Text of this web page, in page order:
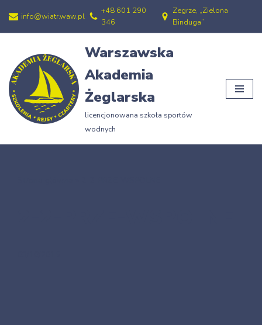
Przejdź
treści
info@wiatr.waw.pl
+48 601 290
346
Zegrze, „Zielona
Binduga”
Warszawska
Akademia
Żeglarska
licencjonowana szkoła sportów
wodnych